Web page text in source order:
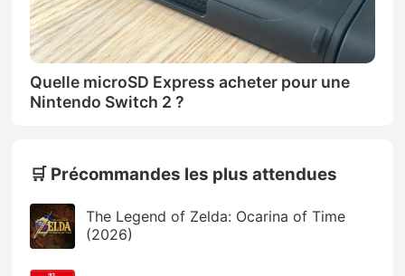
Quelle microSD Express acheter pour une
Nintendo Switch 2 ?
🛒 Précommandes les plus attendues
The Legend of Zelda: Ocarina of Time
(2026)